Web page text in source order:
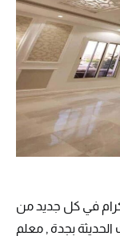
في كل جديد من
الحديثة بجدة , معلم